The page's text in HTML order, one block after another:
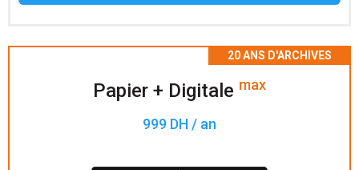
Papier + Digitale max
999 DH / an